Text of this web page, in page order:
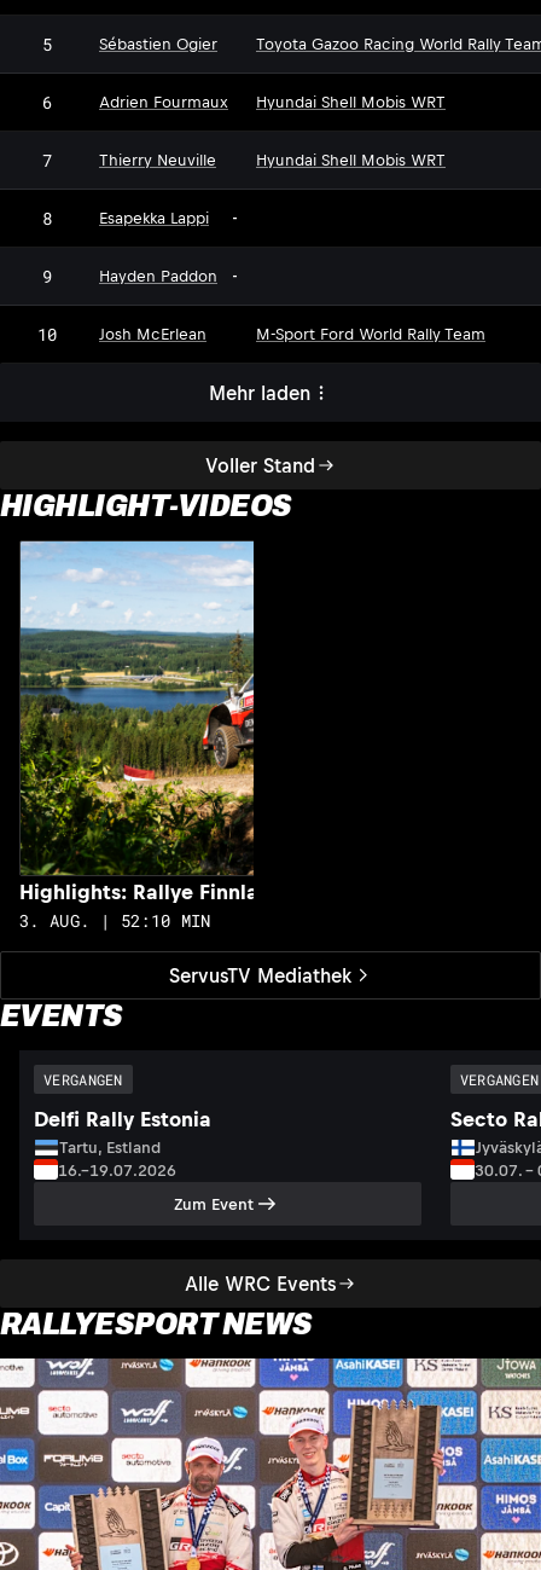
Voller Stand
5 Sébastien Ogier Toyota Gazoo Racing World Rally
6 Adrien Fourmaux Hyundai Shell Mobis WRT
7 Thierry Neuville Hyundai Shell Mobis WRT
8 Esapekka Lappi -
9 Hayden Paddon -
10 Josh McErlean M-Sport Ford World Rally Team
Mehr laden
HIGHLIGHT-VIDEOS
ServusTV Mediathek
Highlights: Rallye Finnland
3. AUG. | 52:10 MIN
EVENTS
Alle WRC Events
VERGANGEN
Delfi Rally Estonia
Tartu, Estland
16.–19.07.2026
Zum Event
VERGANGEN
Secto
30.07. –
RALLYESPORT NEWS